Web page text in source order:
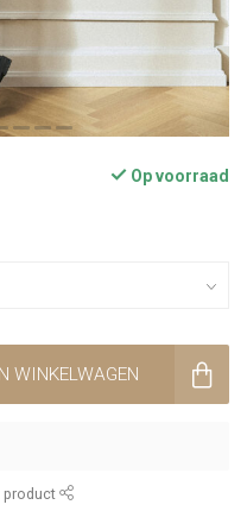
Op voorraad
WINKELWAGEN
product